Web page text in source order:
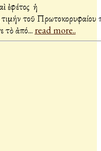
ἐφέτος ἡ
τοῦ Πρωτοκορυφαίου
τὸ ἀπό... read more..